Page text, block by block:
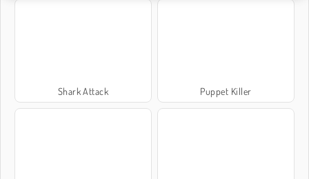
Shark Attack Puppet Killer